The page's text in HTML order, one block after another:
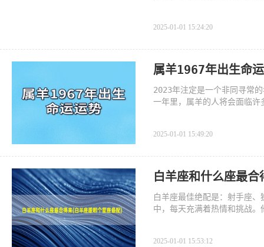
2025-01-01 15:24:20
属羊1967年出生命
2023年注定是一个非同寻常
一年里，属羊的人将会面临
2025-01-01 15:49:20
白羊座和什么座最
白羊座最佳绝配是：射手座
中，每天充满着热情和挑战
2025-01-01 15:53:12